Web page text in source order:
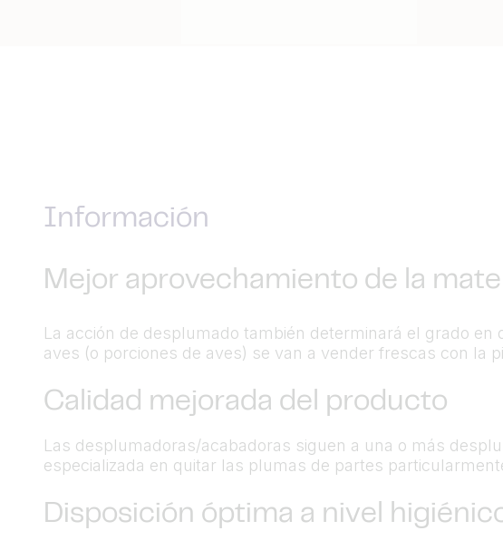
Información
Mejor aprovechamiento de la
La acción de desplumado también determinará el grado
aves (o porciones de aves) se van a vender frescas con la
Calidad mejorada del producto
Las desplumadoras/acabadoras siguen a una o más
especializada en quitar las plumas de partes
Disposición óptima a nivel